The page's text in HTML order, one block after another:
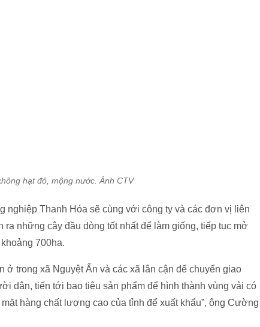
hạt đỏ, mộng nước. Ảnh CTV
nghiệp Thanh Hóa sẽ cùng với công ty và các đơn vị liên
những cây đầu dòng tốt nhất để làm giống, tiếp tục mở
700ha.
trong xã Nguyệt Ấn và các xã lân cận để chuyển giao
dân, tiến tới bao tiêu sản phẩm để hình thành vùng vải có
hàng chất lượng cao của tỉnh để xuất khẩu”, ông Cường